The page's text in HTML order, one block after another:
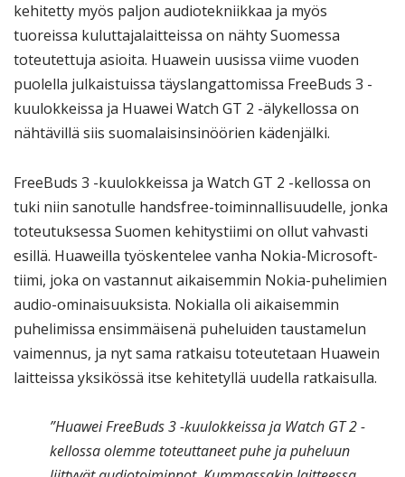
kehitetty myös paljon audiotekniikkaa ja myös
tuoreissa kuluttajalaitteissa on nähty Suomessa
toteutettuja asioita. Huawein uusissa viime vuoden
puolella julkaistuissa täyslangattomissa FreeBuds 3 -
kuulokkeissa ja Huawei Watch GT 2 -älykellossa on
nähtävillä siis suomalaisinsinöörien kädenjälki.
FreeBuds 3 -kuulokkeissa ja Watch GT 2 -kellossa on
tuki niin sanotulle handsfree-toiminnallisuudelle, jonka
toteutuksessa Suomen kehitystiimi on ollut vahvasti
esillä. Huaweilla työskentelee vanha Nokia-Microsoft-
tiimi, joka on vastannut aikaisemmin Nokia-puhelimien
audio-ominaisuuksista. Nokialla oli aikaisemmin
puhelimissa ensimmäisenä puheluiden taustamelun
vaimennus, ja nyt sama ratkaisu toteutetaan Huawein
laitteissa yksikössä itse kehitetyllä uudella ratkaisulla.
”Huawei FreeBuds 3 -kuulokkeissa ja Watch GT 2 -
kellossa olemme toteuttaneet puhe ja puheluun